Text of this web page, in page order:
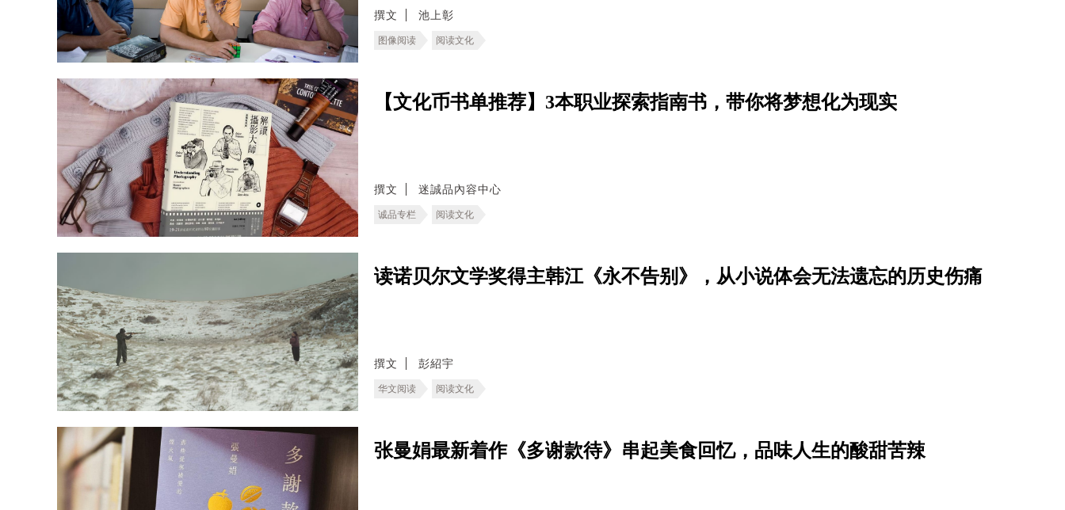
撰文 池上彰
图像阅读 阅读文化
【文化币书单推荐】3本职业探索指南书，带你将梦想化为现实
撰文 迷誠品內容中心
诚品专栏 阅读文化
读诺贝尔文学奖得主韩江《永不告别》，从小说体会无法遗忘的历史伤痛
撰文 彭紹宇
华文阅读 阅读文化
张曼娟最新着作《多谢款待》串起美食回忆，品味人生的酸甜苦辣